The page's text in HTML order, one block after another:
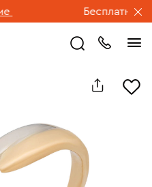
Бесплатная